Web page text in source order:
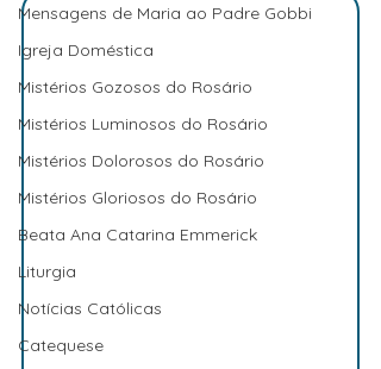
Mensagens de Maria ao Padre Gobbi
Igreja Doméstica
Mistérios Gozosos do Rosário
Mistérios Luminosos do Rosário
Mistérios Dolorosos do Rosário
Mistérios Gloriosos do Rosário
Beata Ana Catarina Emmerick
Liturgia
Notícias Católicas
Catequese